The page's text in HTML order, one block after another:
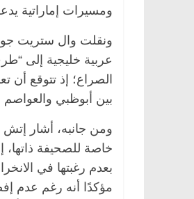
ومسيرات إماراتية
ونقلت وال ستريت
عربية خليجية إلى
الصراع؛ إذ تتوقع
بين أبوظبي والعواصم
ومن جانبه، أشار إتش
خاصة للصحيفة ذاتها،
بعدم رغبتها في
مؤكدًا أنه رغم عدم